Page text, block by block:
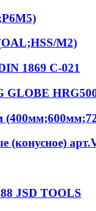
M2)
1869 С-021
GLOBE
(конусное)
JSD TOOLS